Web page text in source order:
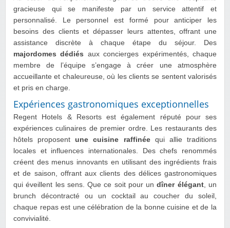
gracieuse qui se manifeste par un service attentif et
personnalisé. Le personnel est formé pour anticiper les
besoins des clients et dépasser leurs attentes, offrant une
assistance discrète à chaque étape du séjour. Des
majordomes dédiés aux concierges expérimentés, chaque
membre de l’équipe s’engage à créer une atmosphère
accueillante et chaleureuse, où les clients se sentent valorisés
et pris en charge.
Expériences gastronomiques exceptionnelles
Regent Hotels & Resorts est également réputé pour ses
expériences culinaires de premier ordre. Les restaurants des
hôtels proposentune cuisine raffinéequi allie traditions
locales et influences internationales. Des chefs renommés
créent des menus innovants en utilisant des ingrédients frais
et de saison, offrant aux clients des délices gastronomiques
qui éveillent les sens. Que ce soit pour undîner élégant, un
brunch décontracté ou un cocktail au coucher du soleil,
chaque repas est une célébration de la bonne cuisine et de la
convivialité.